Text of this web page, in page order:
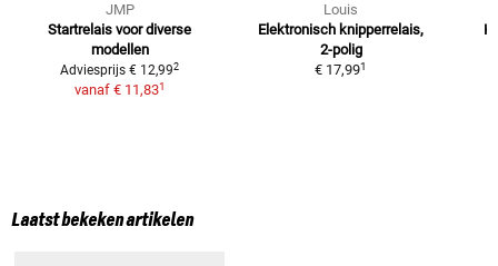
JMP
Startrelais voor diverse
modellen
Adviesprijs € 12,992
vanaf € 11,831
Louis
Elektronisch knipperrelais,
2-polig
€ 17,991
Laatst bekeken artikelen